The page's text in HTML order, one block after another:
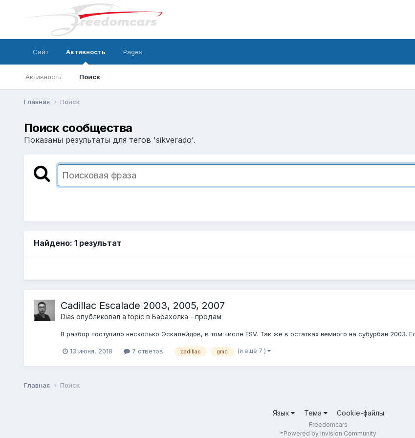
Сайт Активность
Активность Поиск
Pages
Главная Поиск
Поиск сообщества
Показаны результаты для тегов 'sikverado'.
Найдено: 1 результат
Cadillac Escalade 2003, 2005, 2007
Dias опубликовал a topic в Барахолка - продам
В разбор поступило несколько Эскалейдов, в том числе ESV. Так же в остатках немного на субурбан 2003.
13 июня, 2018 7 ответов cadillac gmc (и ещё 7 )
Главная Поиск
Язык Тема Cookie-файлы
Freedomcars
=Powered by Invision Community